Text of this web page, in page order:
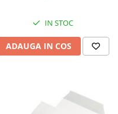
IN STOC
ADAUGA IN COS